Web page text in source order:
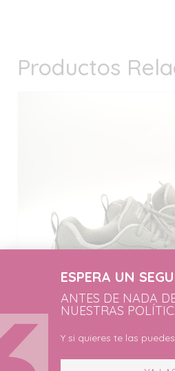
Productos
ESPERA UN
ANTES DE NADA
NUESTRAS
Y si quieres te las